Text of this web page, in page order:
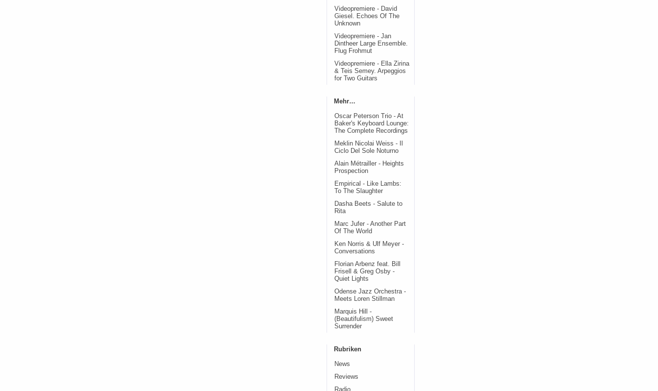
Videopremiere - David
Giesel. Echoes Of The
Unknown
Videopremiere - Jan
Dintheer Large Ensemble.
Flug Frohmut
Videopremiere - Ella Zirina
& Teis Semey. Arpeggios
for Two Guitars
Mehr…
Oscar Peterson Trio - At
Baker's Keyboard Lounge:
The Complete Recordings
Meklin Nicolai Weiss - Il
Ciclo Del Sole Noturno
Alain Métrailler - Heights
Prospection
Empirical - Like Lambs:
To The Slaughter
Dasha Beets - Salute to
Rita
Marc Jufer - Another Part
Of The World
Ken Norris & Ulf Meyer -
Conversations
Florian Arbenz feat. Bill
Frisell & Greg Osby -
Quiet Lights
Odense Jazz Orchestra -
Meets Loren Stillman
Marquis Hill -
(Beautifulism) Sweet
Surrender
Rubriken
News
Reviews
Radio